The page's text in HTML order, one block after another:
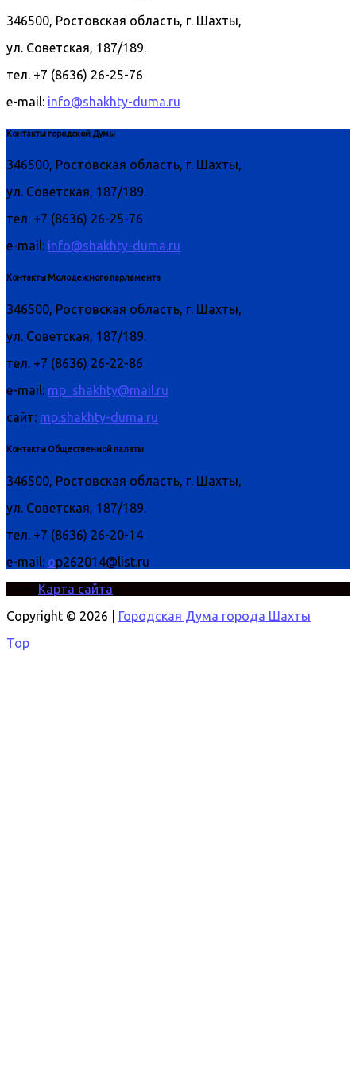
346500, Ростовская область, г. Шахты,
ул. Советская, 187/189.
тел. +7 (8636) 26-25-76
e-mail: info@shakhty-duma.ru
Контакты городской Думы
346500, Ростовская область, г. Шахты,
ул. Советская, 187/189.
тел. +7 (8636) 26-25-76
e-mail: info@shakhty-duma.ru
Контакты Молодежного парламента
346500, Ростовская область, г. Шахты,
ул. Советская, 187/189.
тел. +7 (8636) 26-22-86
e-mail: mp_shakhty@mail.ru
сайт: mp.shakhty-duma.ru
Контакты Общественной палаты
346500, Ростовская область, г. Шахты,
ул. Советская, 187/189.
тел. +7 (8636) 26-20-14
e-mail: op262014@list.ru
Карта сайта
Copyright © 2026 |
Городская Дума города Шахты
Top